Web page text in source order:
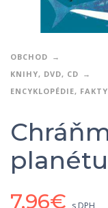
OBCHOD
KNIHY, DVD, CD
ENCYKLOPÉDIE, FAKTY
planétu
7,96€